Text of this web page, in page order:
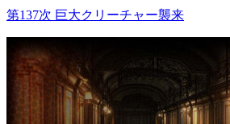
第137次 巨大クリーチャー襲来